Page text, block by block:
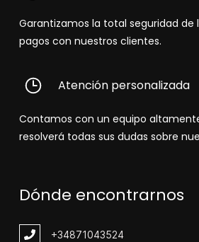
Garantizamos la total seguridad de
pagos con nuestros clientes.
Atención personalizada
Contamos con un equipo
resolverá todas sus dudas sobre
Dónde encontrarnos
+34871043524